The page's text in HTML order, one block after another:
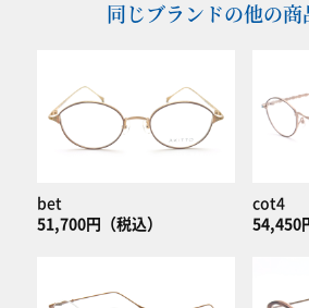
同じブランドの他の商
bet
51,700円（税込）
cot4
54,450